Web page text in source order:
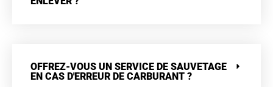
OFFREZ-VOUS UN SERVICE DE SAUVETAGE
EN CAS D'ERREUR DE CARBURANT ?